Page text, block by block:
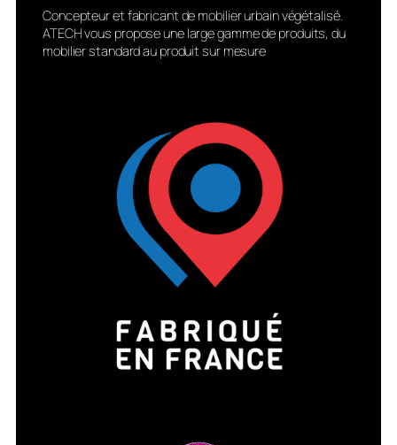
Concepteur et fabricant de mobilier urbain végétalisé.
ATECH vous propose une large gamme de produits, du
mobilier standard au produit sur mesure